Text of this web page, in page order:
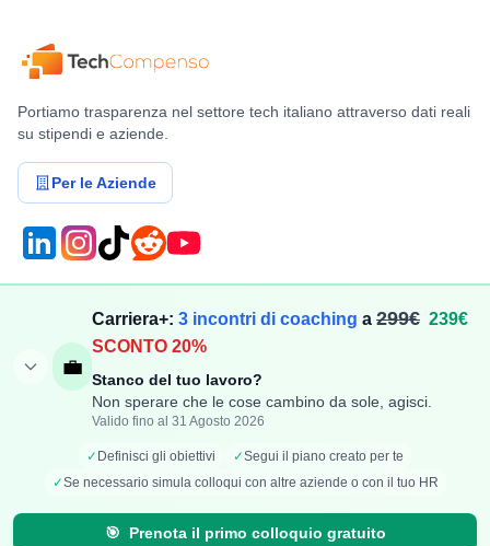
💼
Carriera+: 3 incontri di coaching a 299€ 239€
SCONTO 20%
Stanco del tuo lavoro?
Non sperare che le cose cambino da sole, agisci.
Valido fino al 31 Agosto 2026
✓ Definisci gli obiettivi ✓Segui il piano creato per te
✓Se necessario simula colloqui con altre aziende o con il tuo HR
🎯 Prenota il primo colloquio gratuito
Portiamo trasparenza nel settore tech italiano attraverso dati reali
su stipendi e aziende.
Per le Aziende
Aggiungi Compenso
Stipendi Dipendenti
Fatturati Partite IVA
Stipendi
Classifica Aziende
Mappa Stipendi Italia
Calcolatori